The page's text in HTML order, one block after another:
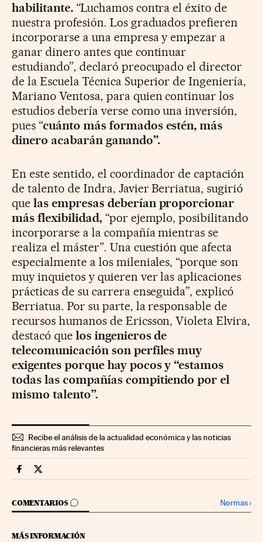
habilitante.“Luchamos contra el éxito de
nuestra profesión. Los graduados prefieren
incorporarse a una empresa y empezar a
ganar dinero antes que continuar
estudiando”, declaró preocupado el director
de la Escuela Técnica Superior de Ingeniería,
Mariano Ventosa, para quien continuar los
estudios debería verse como una inversión,
pues “cuánto más formados estén, más
dinero acabarán ganando”.
En este sentido, el coordinador de captación
de talento de Indra, Javier Berriatua, sugirió
quelas empresas deberían proporcionar
más flexibilidad,“por ejemplo, posibilitando
incorporarse a la compañía mientras se
realiza el máster”. Una cuestión que afecta
especialmente a los mileniales, “porque son
muy inquietos y quieren ver las aplicaciones
prácticas de su carrera enseguida”, explicó
Berriatua. Por su parte, la responsable de
recursos humanos de Ericsson, Violeta Elvira,
destacó que los ingenieros de
telecomunicación son perfiles muy
exigentes porque hay pocos y “estamos
todas las compañías compitiendo por el
mismo talento”.
Recibe el análisis de la actualidad económica y las noticias
financieras más relevantes
Fortunas Cinco Días en Facebook
Fortunas Cinco Días en Twitter
COMENTARIOS
IR A LOS COMENTARIOS Normas›
MÁS INFORMACIÓN